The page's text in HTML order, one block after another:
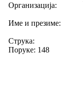
Организација:
Име и презиме:
Струка:
Поруке: 148